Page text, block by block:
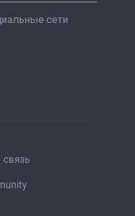
сети
связь